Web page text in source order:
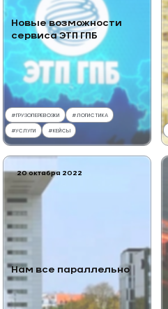
Новые возможности
сервиса ЭТП ГПБ
#ГРУЗОПЕРЕВОЗКИ # ЛОГИСТИКА
#УСЛУГИ #КЕЙСЫ
20 октября 2022
Нам все параллельно